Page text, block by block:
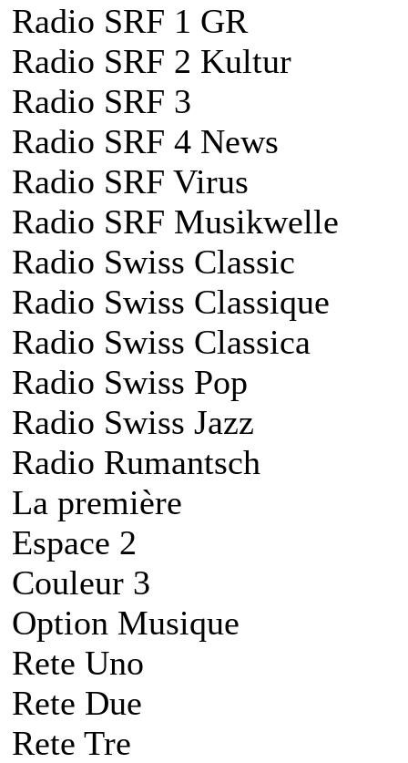
Radio SRF 1 GR
Radio SRF 2 Kultur
Radio SRF 3
Radio SRF 4 News
Radio SRF Virus
Radio SRF Musikwelle
Radio Swiss Classic
Radio Swiss Classique
Radio Swiss Classica
Radio Swiss Pop
Radio Swiss Jazz
Radio Rumantsch
La première
Espace 2
Couleur 3
Option Musique
Rete Uno
Rete Due
Rete Tre